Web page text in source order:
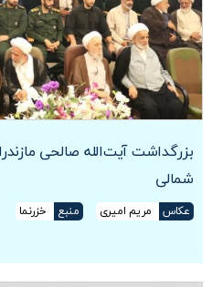
بزرگداشت آیت‌الله صالحی
شمالی
عکاس مریم امیری منبع
خزرنما